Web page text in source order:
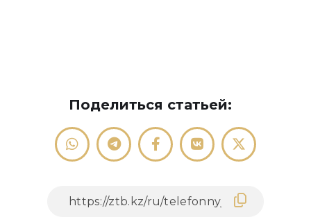
Поделиться статьей: